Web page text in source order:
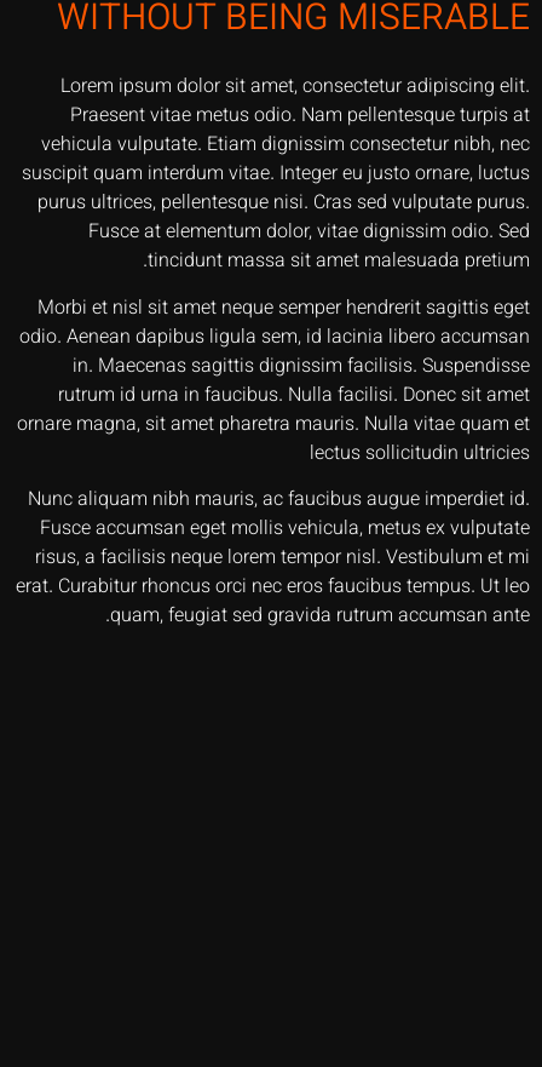
WITHOUT BEING MISERABLE
Lorem ipsum dolor sit amet, consectetur adipiscing elit.
Praesent vitae metus odio. Nam pellentesque turpis at
vehicula vulputate. Etiam dignissim consectetur nibh, nec
suscipit quam interdum vitae. Integer eu justo ornare, luctus
purus ultrices, pellentesque nisi. Cras sed vulputate purus.
Fusce at elementum dolor, vitae dignissim odio. Sed
tincidunt massa sit amet malesuada pretium.
Morbi et nisl sit amet neque semper hendrerit sagittis eget
odio. Aenean dapibus ligula sem, id lacinia libero accumsan
in. Maecenas sagittis dignissim facilisis. Suspendisse
rutrum id urna in faucibus. Nulla facilisi. Donec sit amet
ornare magna, sit amet pharetra mauris. Nulla vitae quam et
lectus sollicitudin ultricies
Nunc aliquam nibh mauris, ac faucibus augue imperdiet id.
Fusce accumsan eget mollis vehicula, metus ex vulputate
risus, a facilisis neque lorem tempor nisl. Vestibulum et mi
erat. Curabitur rhoncus orci nec eros faucibus tempus. Ut leo
quam, feugiat sed gravida rutrum accumsan ante.